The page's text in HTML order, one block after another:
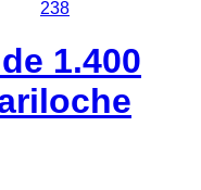
238
1.400